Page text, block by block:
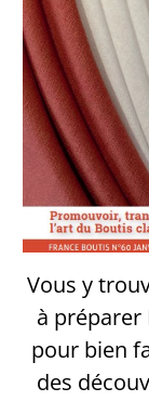
Vous y
à préparer
pour bien
des